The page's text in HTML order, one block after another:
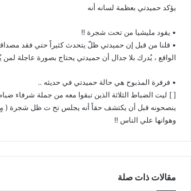
يؤكد حميدتي بعظمة لسانه أنه
• يقود مليشيا من تحت شجرة !!
• قلنا من قبل إن حميدتي ظلّ يتحدث كثيراً حتي فقد
الواقع ، يُدرك بلا جدال أن حميدتي يحتاج بصورة عاجلة لمن
• فرفرة المذبوح هي حالة حميدتي في حديثه ..
[ ] ليت الضباط الثلاثة الذين تبقوا معه من جملة شرفاء
ينصحونه قبل أن يكتشف حقاً أنه يجلس تح ت ظل شجرة (
وهوانها علي الناس !!
مقالات ذات صلة